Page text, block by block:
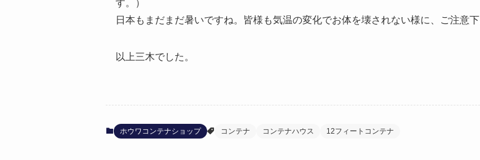
す。）
日本もまだまだ暑いですね。皆様も気温の変化でお体を壊されない様に、ご注意下
以上三木でした。
ホウワコンテナショップ コンテナ コンテナハウス 12フィートコンテナ